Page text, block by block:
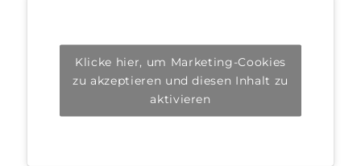
Klicke hier, um Marketing-Cookies
zu akzeptieren und diesen Inhalt zu
aktivieren